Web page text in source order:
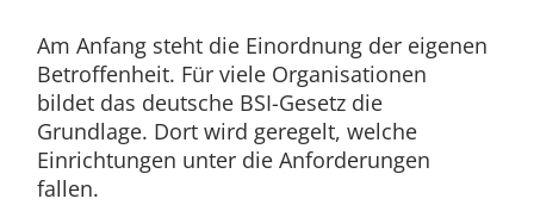
Am Anfang steht die Einordnung der eigenen
Betroffenheit. Für viele Organisationen
bildet das deutsche BSI-Gesetz die
Grundlage. Dort wird geregelt, welche
Einrichtungen unter die Anforderungen
fallen.